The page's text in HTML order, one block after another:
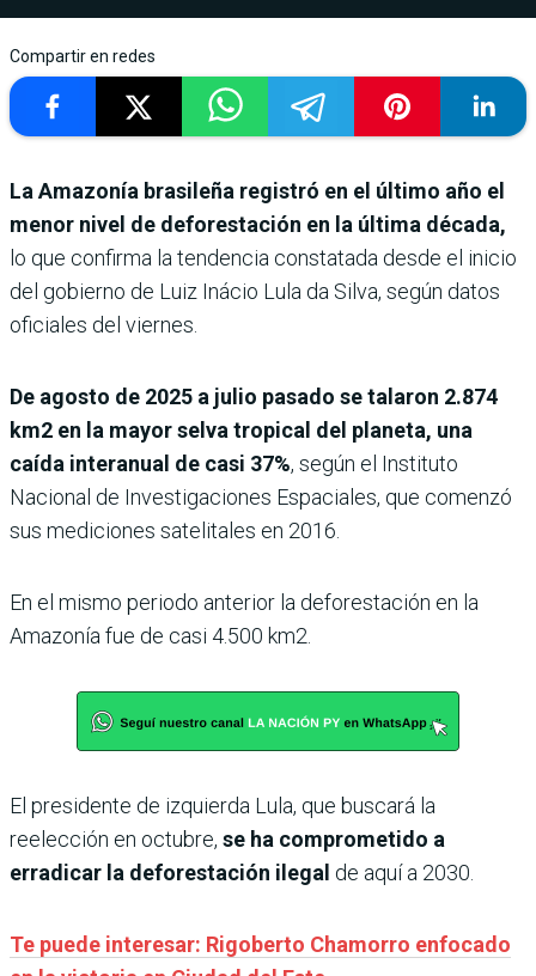
Compartir en redes
La Amazonía brasileña registró en el último año el
menor nivel de deforestación en la última década,
lo que confirma la tendencia constatada desde el inicio
del gobierno de Luiz Inácio Lula da Silva, según datos
oficiales del viernes.
De agosto de 2025 a julio pasado se talaron 2.874
km2 en la mayor selva tropical del planeta, una
caída interanual de casi 37%, según el Instituto
Nacional de Investigaciones Espaciales, que comenzó
sus mediciones satelitales en 2016.
En el mismo periodo anterior la deforestación en la
Amazonía fue de casi 4.500 km2.
El presidente de izquierda Lula, que buscará la
reelección en octubre, se ha comprometido a
erradicar la deforestación ilegal de aquí a 2030.
Te puede interesar: Rigoberto Chamorro enfocado